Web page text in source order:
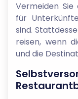
Vermeiden Sie
für
sind.
reisen, wenn
und die